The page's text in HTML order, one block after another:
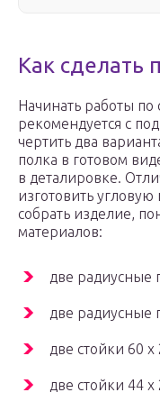
Как сделать
Начинать работы по
рекомендуется с
чертить два
полка в готовом
в деталировке.
изготовить
собрать изделие,
материалов:
две радиусные
две радиусные
две стойки 60 х
две стойки 44 х